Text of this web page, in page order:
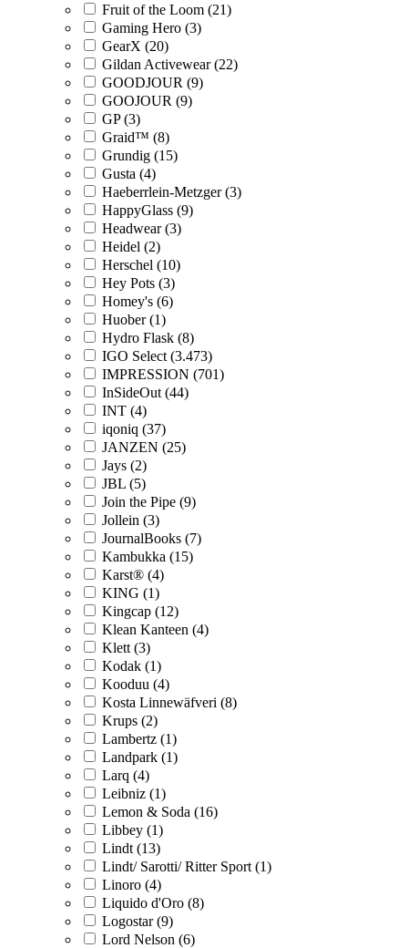
Fruit of the Loom (21)
Gaming Hero (3)
GearX (20)
Gildan Activewear (22)
GOODJOUR (9)
GOOJOUR (9)
GP (3)
Graid™ (8)
Grundig (15)
Gusta (4)
Haeberrlein-Metzger (3)
HappyGlass (9)
Headwear (3)
Heidel (2)
Herschel (10)
Hey Pots (3)
Homey's (6)
Huober (1)
Hydro Flask (8)
IGO Select (3.473)
IMPRESSION (701)
InSideOut (44)
INT (4)
iqoniq (37)
JANZEN (25)
Jays (2)
JBL (5)
Join the Pipe (9)
Jollein (3)
JournalBooks (7)
Kambukka (15)
Karst® (4)
KING (1)
Kingcap (12)
Klean Kanteen (4)
Klett (3)
Kodak (1)
Kooduu (4)
Kosta Linnewäfveri (8)
Krups (2)
Lambertz (1)
Landpark (1)
Larq (4)
Leibniz (1)
Lemon & Soda (16)
Libbey (1)
Lindt (13)
Lindt/ Sarotti/ Ritter Sport (1)
Linoro (4)
Liquido d'Oro (8)
Logostar (9)
Lord Nelson (6)